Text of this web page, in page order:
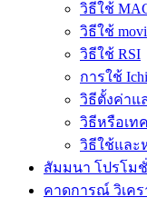
วิธีใช้
วิธีใช้
วิธีใช้ RSI
การใช้
วิธีตั้งค่าแ
วิธีหรือเท
วิธีใช้และ
สัมมนา โปรโม
คาดการณ์ วิเค